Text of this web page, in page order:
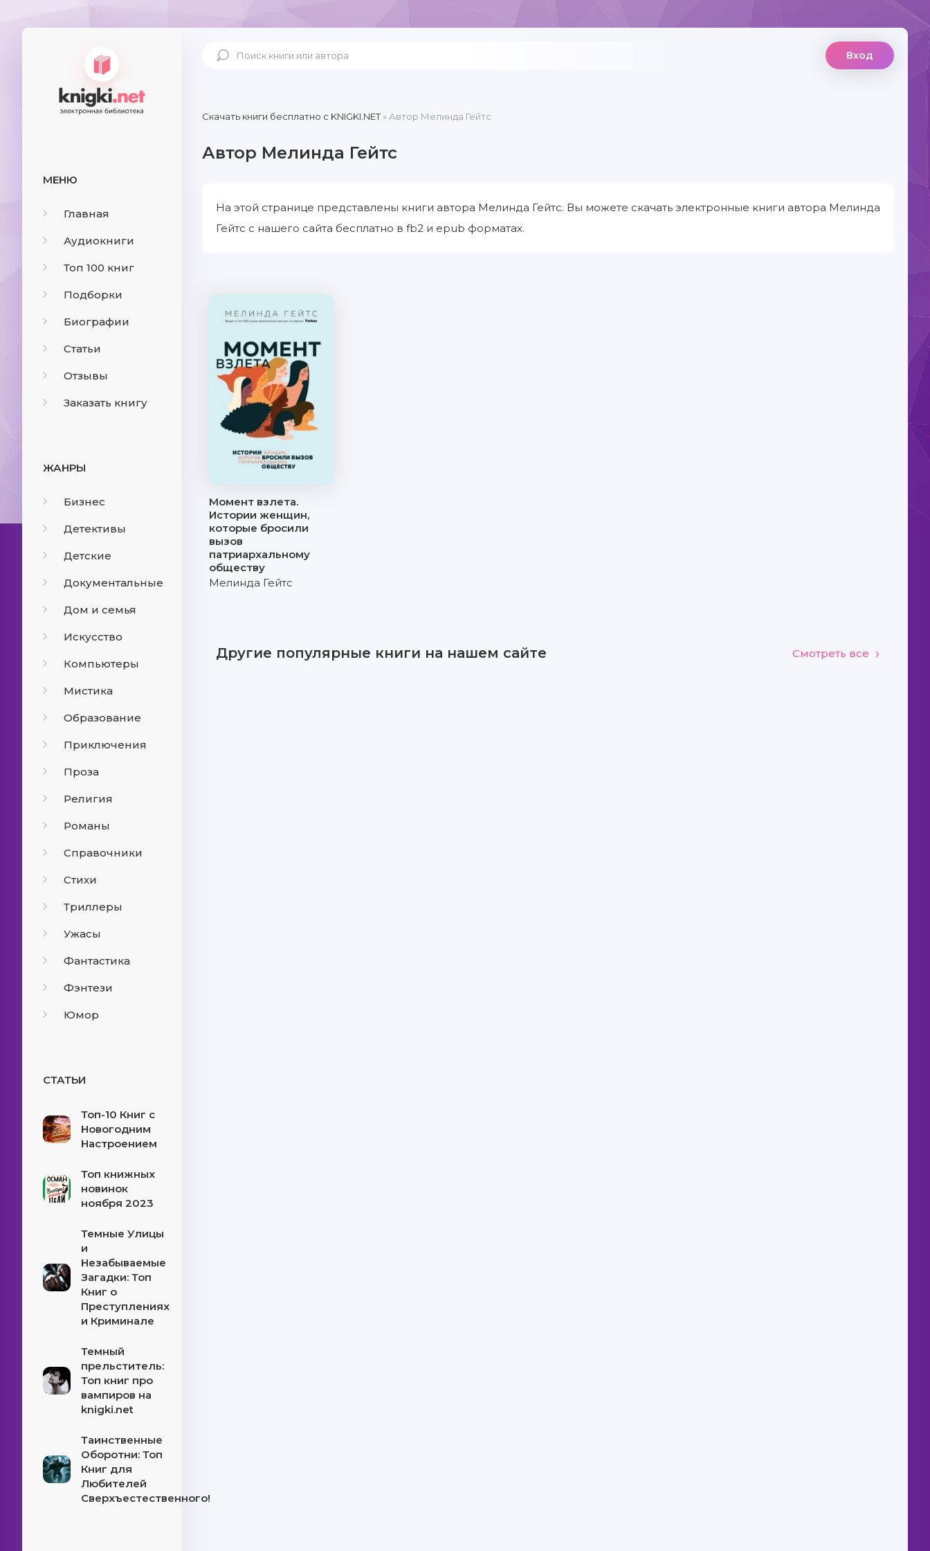
МЕНЮ
Главная
Аудиокниги
Топ 100 книг
Подборки
Биографии
Статьи
Отзывы
Заказать книгу
ЖАНРЫ
Бизнес
Детективы
Детские
Документальные
Дом и семья
Искусство
Компьютеры
Мистика
Образование
Приключения
Проза
Религия
Романы
Справочники
Стихи
Триллеры
Ужасы
Фантастика
Фэнтези
Юмор
СТАТЬИ
Топ-10 Книг с
Новогодним
Настроением
Топ книжных
новинок
ноября 2023
Темные Улицы
и
Незабываемые
Загадки: Топ
Книг о
Преступлениях
и Криминале
Темный
прельститель:
Топ книг про
вампиров на
knigki.net
Таинственные
Оборотни: Топ
Книг для
Любителей
Сверхъестественного!
Вход
Скачать книги бесплатно c KNIGKI.NET» Автор Мелинда Гейтс
Автор Мелинда Гейтс
На этой странице представлены книги автора Мелинда Гейтс. Вы можете скачать электронные книги автора Мелинда
Гейтс с нашего сайта бесплатно в fb2 и epub форматах.
Момент взлета.
Истории женщин,
которые бросили
вызов
патриархальному
обществу
Мелинда Гейтс
Другие популярные книги на нашем сайте Смотреть все